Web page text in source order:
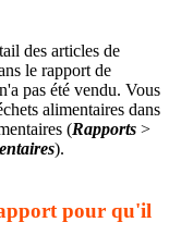
des articles de
le rapport de
pas été vendu. Vous
alimentaires dans
(Rapports >
).
pour qu'il